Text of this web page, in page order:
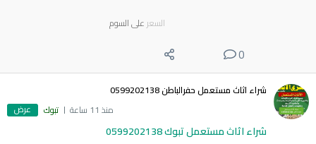
السعر على السوم
0
شراء اثاث مستعمل حفرالباطن 0599202138
منذ 11 ساعة
تبوك عرض
شراء اثاث مستعمل تبوك 0599202138